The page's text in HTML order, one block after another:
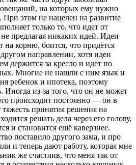
на которых ему нужно
При этом не нацелен на развитие
только то, что идет от
предлагая никаких идей. Идеи
корню, боится, что придётся
направлении, хотя идеи
держится за кресло и идет по
Многие не нашли с ним язык и
ребенок и ипотека, поэтому
Иногда из-за того, что он не может
происходит постоянно — он в
тяжесть принятия решения на
решать дела через его голову,
и становится ешё каверзнее.
поставило другого зама, и про
и теперь дают работу, которая мне
же счастлив, что меня так от